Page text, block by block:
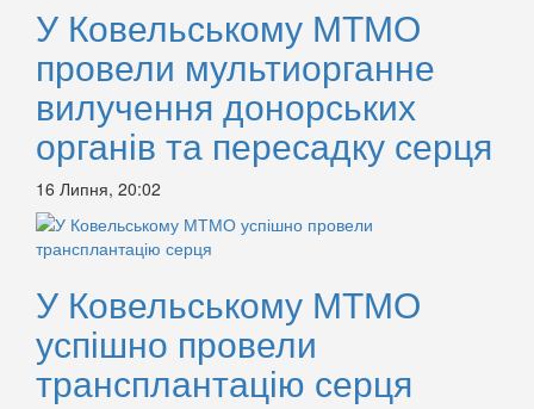
У Ковельському МТМО
провели мультиорганне
вилучення донорських
органів та пересадку серця
16 Липня, 20:02
У Ковельському МТМО
успішно провели
трансплантацію серця